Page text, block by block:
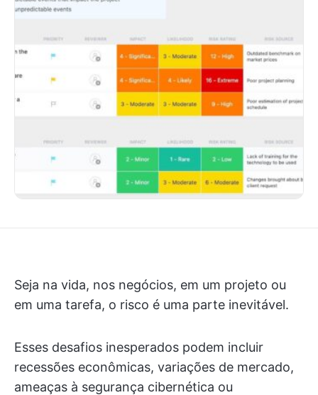
Seja na vida, nos negócios, em um projeto ou
em uma tarefa, o risco é uma parte inevitável.
Esses desafios inesperados podem incluir
recessões econômicas, variações de mercado,
ameaças à segurança cibernética ou